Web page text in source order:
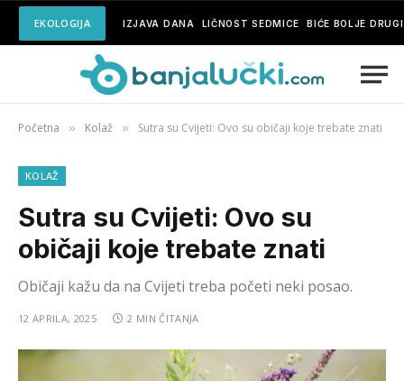
EKOLOGIJA IZJAVA DANA LIČNOST SEDMICE BIĆE BOLJE
Početna » Kolaž » Sutra su Cvijeti: Ovo su običaji koje trebate znati
KOLAŽ
Sutra su Cvijeti: Ovo su
običaji koje trebate znati
Običaji kažu da na Cvijeti treba početi neki posao.
12 APRILA, 2025 2 MIN ČITANJA